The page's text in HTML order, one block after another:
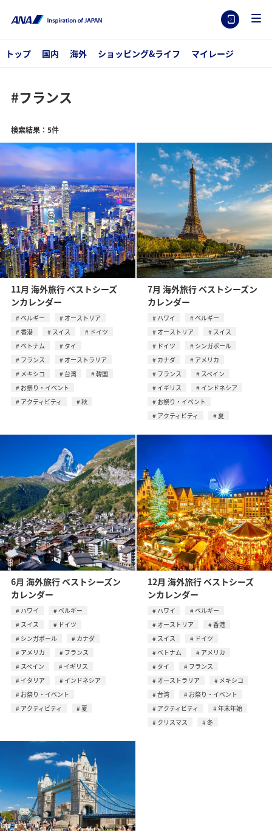
トップ 国内 海外 ショッピング&ライフ マイレージ
#フランス
検索結果：5件
11月 海外旅行 ベストシーズ
ンカレンダー
ベルギー
オーストリア
香港
スイス
ドイツ
ベトナム
タイ
フランス
オーストラリア
メキシコ
台湾
韓国
お祭り・イベント
アクティビティ
秋
7月 海外旅行 ベストシーズン
カレンダー
ハワイ
ベルギー
オーストリア
スイス
ドイツ
シンガポール
カナダ
アメリカ
フランス
スペイン
イギリス
インドネシア
お祭り・イベント
アクティビティ
夏
6月 海外旅行 ベストシーズン
カレンダー
ハワイ
ベルギー
スイス
ドイツ
シンガポール
カナダ
アメリカ
フランス
スペイン
イギリス
イタリア
インドネシア
お祭り・イベント
アクティビティ
夏
12月 海外旅行 ベストシーズ
ンカレンダー
ハワイ
ベルギー
オーストリア
香港
スイス
ドイツ
ベトナム
アメリカ
タイ
フランス
オーストラリア
メキシコ
台湾
お祭り・イベント
アクティビティ
年末年始
クリスマス
冬